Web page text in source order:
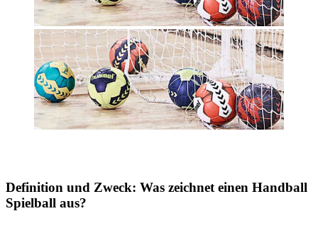
Definition und Zweck: Was zeichnet einen Handball
Spielball aus?